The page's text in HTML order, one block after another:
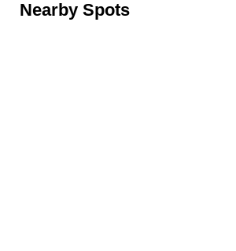
Nearby Spots